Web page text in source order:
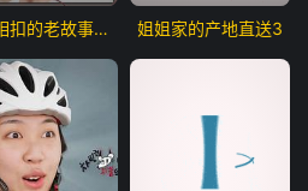
环环相扣的老故事第四季 姐姐家的产地直送3